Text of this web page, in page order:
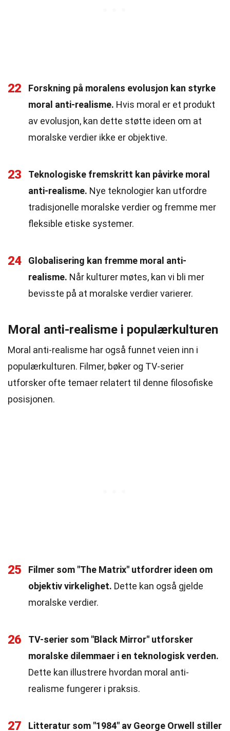
22
Forskning på moralens evolusjon kan styrke
moral anti-realisme. Hvis moral er et produkt
av evolusjon, kan dette støtte ideen om at
moralske verdier ikke er objektive.
23
Teknologiske fremskritt kan påvirke moral
anti-realisme. Nye teknologier kan utfordre
tradisjonelle moralske verdier og fremme mer
fleksible etiske systemer.
24
Globalisering kan fremme moral anti-
realisme. Når kulturer møtes, kan vi bli mer
bevisste på at moralske verdier varierer.
Moral anti-realisme i populærkulturen
Moral anti-realisme har også funnet veien inn i
populærkulturen. Filmer, bøker og TV-serier
utforsker ofte temaer relatert til denne filosofiske
posisjonen.
25
Filmer som "The Matrix" utfordrer ideen om
objektiv virkelighet. Dette kan også gjelde
moralske verdier.
26
TV-serier som "Black Mirror" utforsker
moralske dilemmaer i en teknologisk verden.
Dette kan illustrere hvordan moral anti-
realisme fungerer i praksis.
27 Litteratur som "1984" av George Orwell stiller